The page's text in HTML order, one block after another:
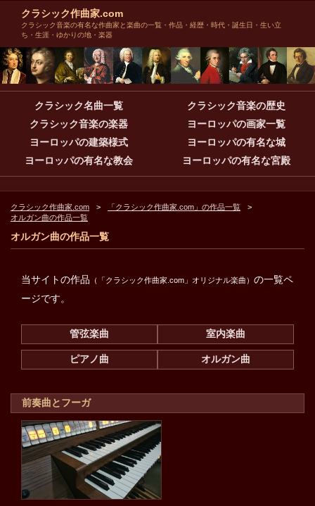
クラシック作曲家.com
クラシック音楽の有名な作曲家と楽曲の一覧・作品・経歴・時代・誕生日・生い立
ち・生涯・ゆかりの地・楽器
クラシック名曲一覧
クラシック音楽の歴史
クラシック音楽の楽器
ヨーロッパの画家一覧
ヨーロッパの建築様式
ヨーロッパの有名な城
ヨーロッパの有名な教会
ヨーロッパの有名な宮殿
クラシック作曲家.com
「クラシック作曲家.com」の作品一覧
オルガン曲の作品一覧
オルガン曲の作品一覧
当サイトの作品 （「クラシック作曲家.com」オリジナル楽曲） の一覧ペ
ージです。
管弦楽曲 室内楽曲
ピアノ曲 オルガン曲
前奏曲とフーガ